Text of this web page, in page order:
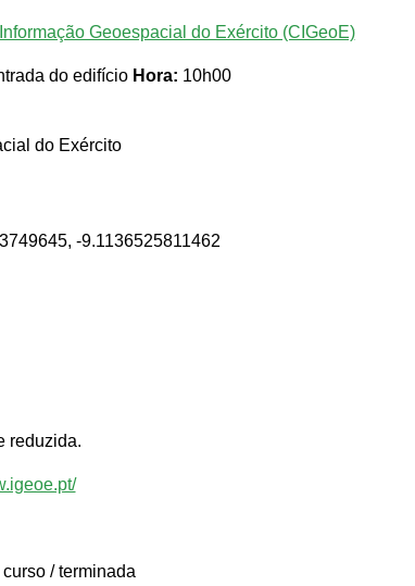
Geoespacial do Exército (CIGeoE)
do edifício Hora: 10h00
do Exército
-9.1136525811462
reduzida.
/ terminada